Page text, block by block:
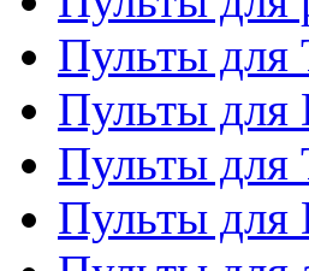
Пульты для
Пульты для
Пульты для
Пульты